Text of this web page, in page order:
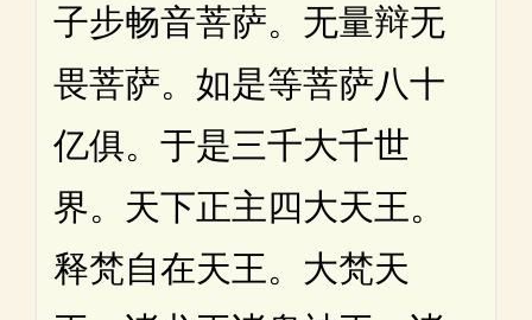
子步畅音菩萨。无量辩无
畏菩萨。如是等菩萨八十
亿俱。于是三千大千世
界。天下正主四大天王。
释梵自在天王。大梵天